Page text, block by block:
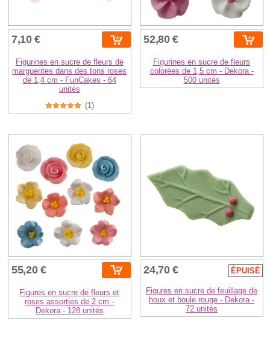
7,10 €
Figurines en sucre de fleurs de
marguerites dans des tons roses
de 1,4 cm - FunCakes - 64
unités
(1)
52,80 €
Figurines en sucre de fleurs
colorées de 1,5 cm - Dekora -
500 unités
55,20 €
Figures en sucre de fleurs et
roses assorties de 2 cm -
Dekora - 128 unités
24,70 € ÉPUISÉ
Figures en sucre de feuillage de
houx et boule rouge - Dekora -
72 unités